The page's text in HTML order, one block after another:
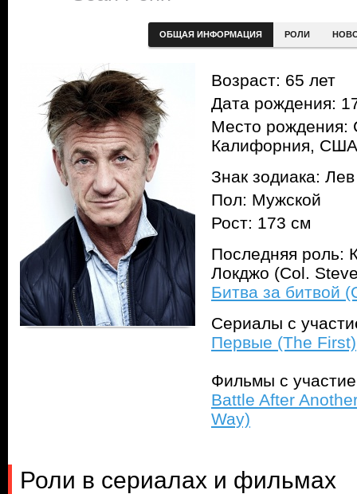
ОБЩАЯ ИНФОРМАЦИЯ РОЛИ
Возраст: 65 лет
Дата рождения:
Место рождения:
Калифорния, США
Знак зодиака: Лев
Пол: Мужской
Рост: 173 см
Последняя роль:
Локджо (Col.
Битва за битвой
Сериалы с
Первые (The First)
Фильмы с
Battle After
Way)
Роли в сериалах и фильмах